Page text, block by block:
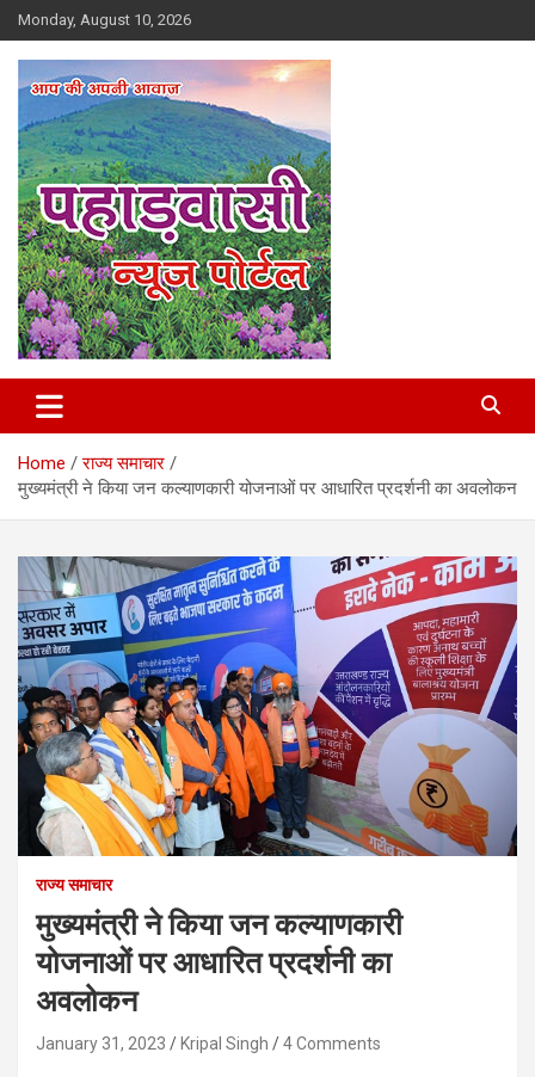
Skip
to
content
Monday, August 10, 2026
Pahadvasi
Home
राज्य समाचार
मुख्यमंत्री ने किया जन कल्याणकारी योजनाओं पर आधारित प्रदर्शनी का अवलोकन
राज्य समाचार
मुख्यमंत्री ने किया जन कल्याणकारी
योजनाओं पर आधारित प्रदर्शनी का
अवलोकन
January 31, 2023 Kripal Singh 4 Comments